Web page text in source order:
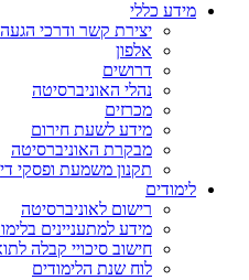
מידע כללי
יצירת קשר ודרכי הגעה
אלפון
דרושים
נהלי האוניברסיטה
מכרזים
מידע לשעת חירום
מבקרת האוניברסיטה
תקנון משמעת ופסקי
לימודים
רישום לאוניברסיטה
מידע למתעניינים
חישוב סיכויי קבלה
לוח שנת הלימודים